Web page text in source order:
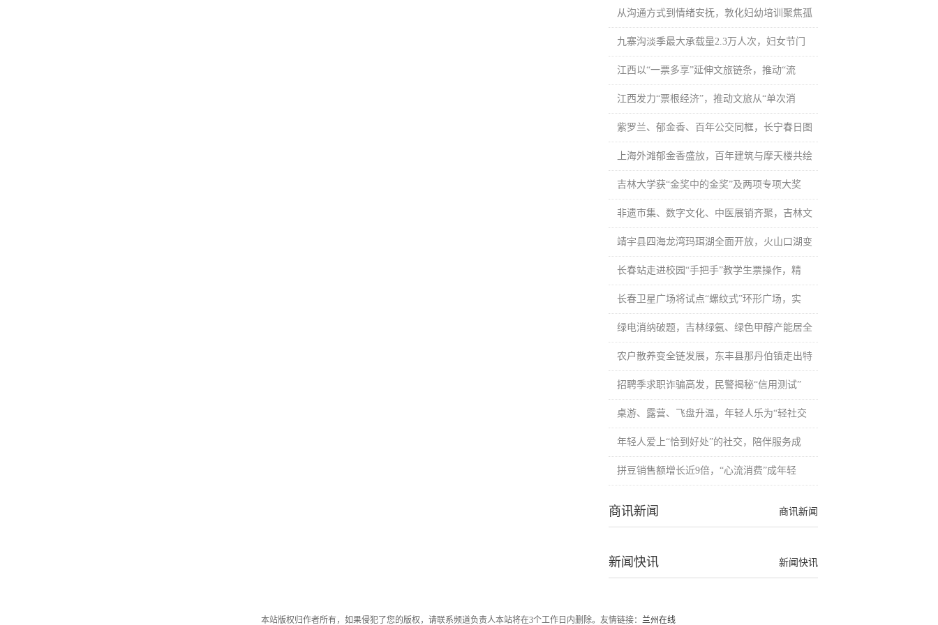
从沟通方式到情绪安抚，敦化妇幼培训聚焦孤
九寨沟淡季最大承载量2.3万人次，妇女节门
江西以“一票多享”延伸文旅链条，推动“流
江西发力“票根经济”，推动文旅从“单次消
紫罗兰、郁金香、百年公交同框，长宁春日图
上海外滩郁金香盛放，百年建筑与摩天楼共绘
吉林大学获“金奖中的金奖”及两项专项大奖
非遗市集、数字文化、中医展销齐聚，吉林文
靖宇县四海龙湾玛珥湖全面开放，火山口湖变
长春站走进校园“手把手”教学生票操作，精
长春卫星广场将试点“螺纹式”环形广场，实
绿电消纳破题，吉林绿氨、绿色甲醇产能居全
农户散养变全链发展，东丰县那丹伯镇走出特
招聘季求职诈骗高发，民警揭秘“信用测试”
桌游、露营、飞盘升温，年轻人乐为“轻社交
年轻人爱上“恰到好处”的社交，陪伴服务成
拼豆销售额增长近9倍，“心流消费”成年轻
商讯新闻
商讯新闻
新闻快讯
新闻快讯
本站版权归作者所有，如果侵犯了您的版权，请联系频道负责人本站将在3个工作日内删除。友情链接： 兰州在线